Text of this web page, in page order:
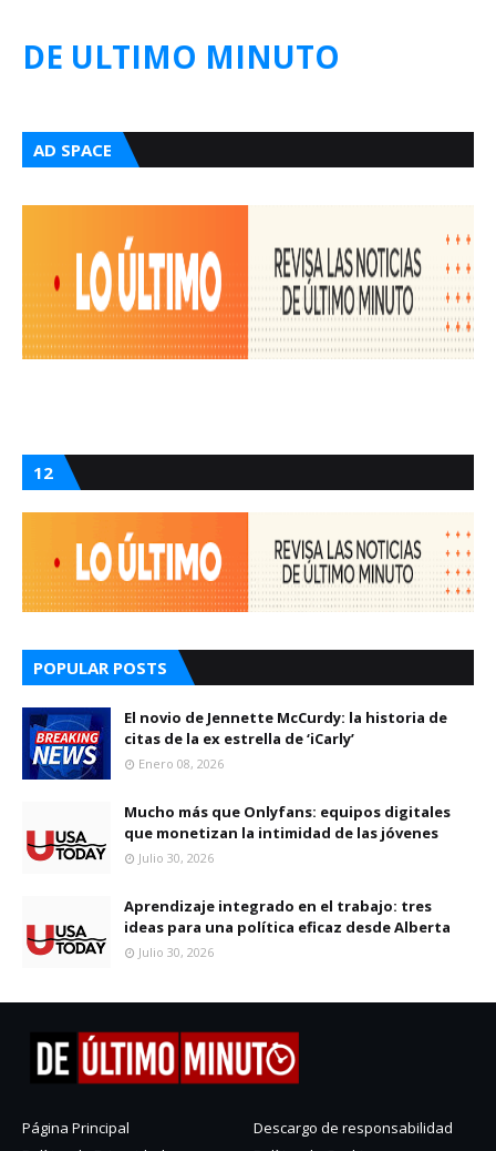
DE ULTIMO MINUTO
AD SPACE
12
POPULAR POSTS
El novio de Jennette McCurdy: la historia de
citas de la ex estrella de ‘iCarly’
Enero 08, 2026
Mucho más que Onlyfans: equipos digitales
que monetizan la intimidad de las jóvenes
Julio 30, 2026
Aprendizaje integrado en el trabajo: tres
ideas para una política eficaz desde Alberta
Julio 30, 2026
Página Principal
Descargo de responsabilidad